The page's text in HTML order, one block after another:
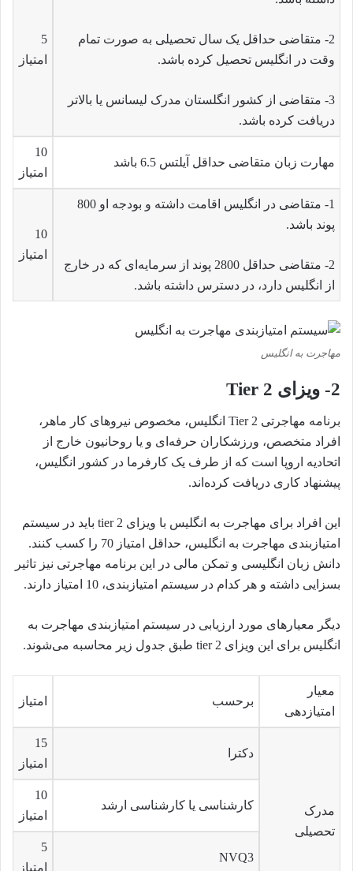
2- متقاضی حداقل یک سال تحصیلی به صورت تمام
وقت در انگلیس تحصیل کرده باشد.
3- متقاضی از کشور انگلستان مدرک لیسانس یا بالاتر
دریافت کرده باشد.
5
امتیاز
مهارت زبان متقاضی حداقل آیلتس 6.5 باشد
10
امتیاز
1-
متقاضی در انگلیس اقامت داشته و بودجه او 800
پوند باشد.
2-
متقاضی حداقل 2800 پوند از سرمایه‌ای که در خارج
از انگلیس دارد، در دسترس داشته باشد.
10
امتیاز
مهاجرت به انگلیس
2- ویزای Tier 2
برنامه مهاجرتی Tier 2 انگلیس، مخصوص نیروهای کار ماهر،
افراد متخصص، ورزشکاران حرفه‌ای و یا روحانیون خارج از
اتحادیه اروپا است که از طرف یک کارفرما در کشور انگلیس،
پیشنهاد کاری دریافت کرده‌اند.
این افراد برای مهاجرت به انگلیس با ویزای tier 2 باید در سیستم
امتیازبندی مهاجرت به انگلیس، حداقل امتیاز 70 را کسب کنند.
دانش زبان انگلیسی و تمکن مالی در این برنامه مهاجرتی نیز تاثیر
بسزایی داشته و هر کدام در سیستم امتیازبندی، 10 امتیاز دارند.
دیگر معیارهای مورد ارزیابی در سیستم امتیازبندی مهاجرت به
انگلیس برای این ویزای tier 2 طبق جدول زیر محاسبه می‌شوند.
معیار
امتیازدهی
برحسب امتیاز
مدرک
تحصیلی
دکترا
15
امتیاز
کارشناسی یا کارشناسی ارشد
10
امتیاز
NVQ3
5
امتیاز